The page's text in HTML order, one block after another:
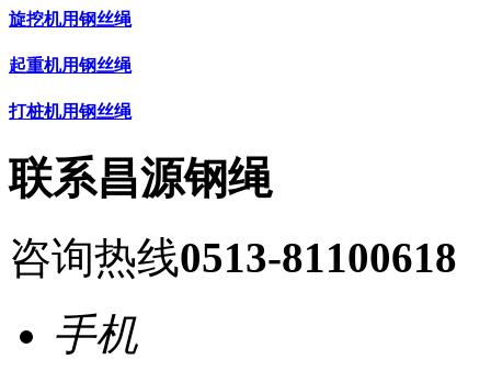
旋挖机用钢丝绳
起重机用钢丝绳
打桩机用钢丝绳
联系昌源钢绳
咨询热线0513-81100618
手机